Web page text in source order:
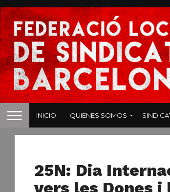
INICIO QUIENES SOMOS
25N: Dia
vers les Dones i